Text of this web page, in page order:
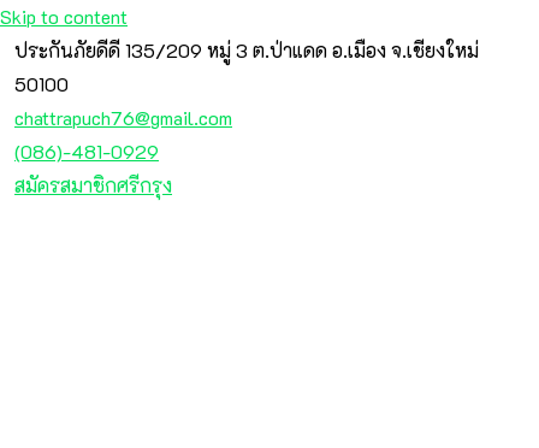
Skip to content
ประกันภัยดีดี 135/209 หมู่ 3 ต.ป่าแดด อ.เมือง จ.เชียงใหม่
50100
chattrapuch76@gmail.com
(086)-481-0929
สมัครสมาชิกศรีกรุง